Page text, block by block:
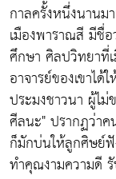
กาลครั้งหนึ่งนานม
เมืองพาราณสี มีชื่
ศึกษา ศิลปวิทยาที่
อาจารย์ของเขาไ
ประมงชาวนา ผู้ไ
ศีลนะ" ปรากฏว่าค
ก็มักบ่นให้ลูกศิษย์
ทำคุณงามความดี